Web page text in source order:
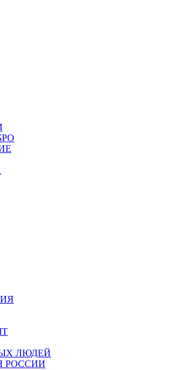
ЛЮДЕЙ
РОССИИ